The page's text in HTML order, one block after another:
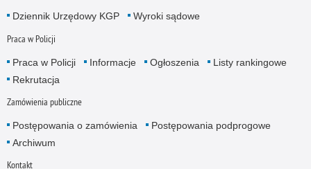
Dziennik Urzędowy KGP Wyroki sądowe
Praca w Policji
Praca w Policji Informacje Ogłoszenia
Listy rankingowe
Rekrutacja
Zamówienia publiczne
Postępowania o zamówienia
Postępowania podprogowe
Archiwum
Kontakt